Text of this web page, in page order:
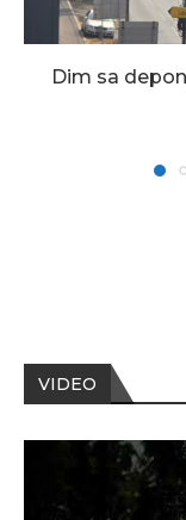
Dim sa
VIDEO